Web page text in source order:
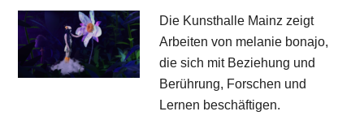
Die Kunsthalle Mainz zeigt
Arbeiten von melanie bonajo,
die sich mit Beziehung und
Berührung, Forschen und
Lernen beschäftigen.